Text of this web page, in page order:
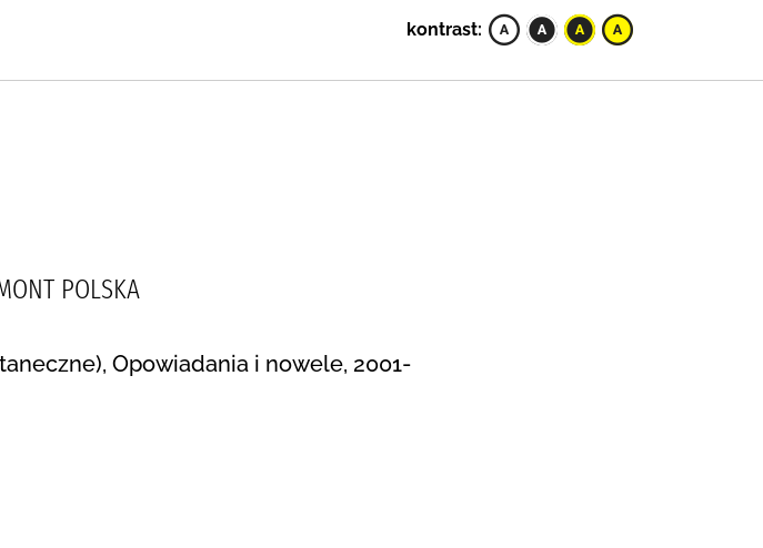
kontrast:
POLSKA
Opowiadania i nowele, 2001-